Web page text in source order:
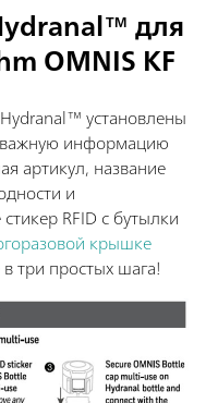
для
OMNIS KF
установлены
важную информацию
артикул, название
и
RFID с бутылки
крышке
в три простых шага!